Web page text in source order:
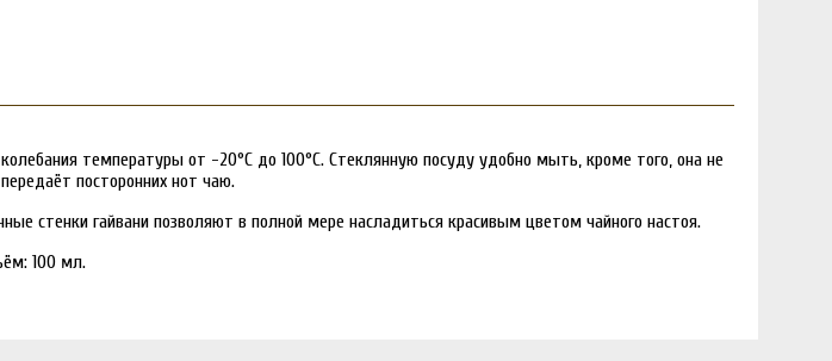
температуры от -20°C до 100°C. Стеклянную посуду удобно мыть, кроме того, она не
посторонних нот чаю.
стенки гайвани позволяют в полной мере насладиться красивым цветом чайного настоя.
100 мл.